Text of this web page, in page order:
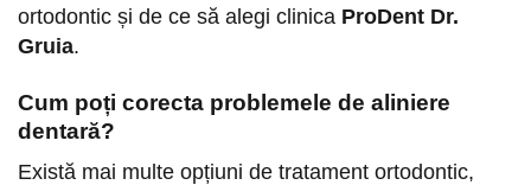
ortodontic și de ce să alegi clinica ProDent Dr.
Gruia.
Cum poți corecta problemele de aliniere
dentară?
Există mai multe opțiuni de tratament ortodontic,